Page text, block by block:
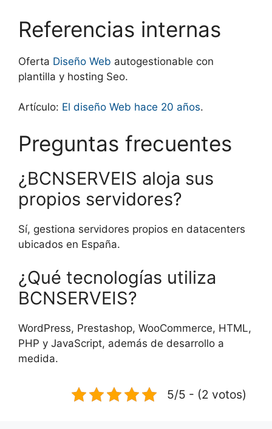
Referencias internas
Oferta Diseño Web autogestionable con
plantilla y hosting Seo.
Artículo: El diseño Web hace 20 años.
Preguntas frecuentes
¿BCNSERVEIS aloja sus
propios servidores?
Sí, gestiona servidores propios en datacenters
ubicados en España.
¿Qué tecnologías utiliza
BCNSERVEIS?
WordPress, Prestashop, WooCommerce, HTML,
PHP y JavaScript, además de desarrollo a
medida.
5/5 - (2 votos)